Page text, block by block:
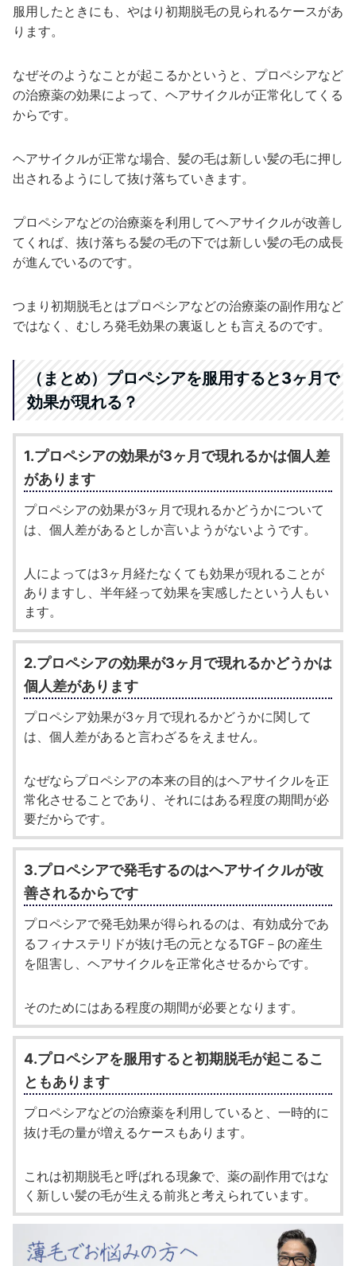
服用したときにも、やはり初期脱毛の見られるケースがあ
ります。
なぜそのようなことが起こるかというと、プロペシアなど
の治療薬の効果によって、ヘアサイクルが正常化してくる
からです。
ヘアサイクルが正常な場合、髪の毛は新しい髪の毛に押し
出されるようにして抜け落ちていきます。
プロペシアなどの治療薬を利用してヘアサイクルが改善し
てくれば、抜け落ちる髪の毛の下では新しい髪の毛の成長
が進んでいるのです。
つまり初期脱毛とはプロペシアなどの治療薬の副作用など
ではなく、むしろ発毛効果の裏返しとも言えるのです。
（まとめ）プロペシアを服用すると3ヶ月で
効果が現れる？
1.プロペシアの効果が3ヶ月で現れるかは個人差
があります
プロペシアの効果が3ヶ月で現れるかどうかについて
は、個人差があるとしか言いようがないようです。
人によっては3ヶ月経たなくても効果が現れることが
ありますし、半年経って効果を実感したという人もい
ます。
2.プロペシアの効果が3ヶ月で現れるかどうかは
個人差があります
プロペシア効果が3ヶ月で現れるかどうかに関して
は、個人差があると言わざるをえません。
なぜならプロペシアの本来の目的はヘアサイクルを正
常化させることであり、それにはある程度の期間が必
要だからです。
3.プロペシアで発毛するのはヘアサイクルが改
善されるからです
プロペシアで発毛効果が得られるのは、有効成分であ
るフィナステリドが抜け毛の元となるTGF－βの産生
を阻害し、ヘアサイクルを正常化させるからです。
そのためにはある程度の期間が必要となります。
4.プロペシアを服用すると初期脱毛が起こるこ
ともあります
プロペシアなどの治療薬を利用していると、一時的に
抜け毛の量が増えるケースもあります。
これは初期脱毛と呼ばれる現象で、薬の副作用ではな
く新しい髪の毛が生える前兆と考えられています。